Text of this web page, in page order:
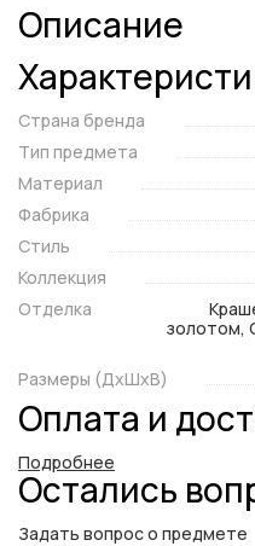
Описание
Страна бренда
Тип предмета
Материал
Фабрика
Стиль
Коллекция
Отделка
золотом,
Размеры (ДxШxВ)
Оплата и
Подробнее
Остались
Задать вопрос о предмете